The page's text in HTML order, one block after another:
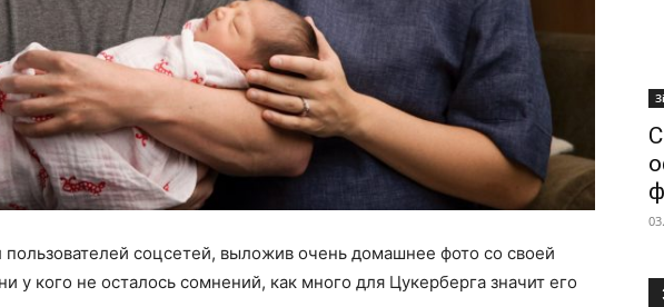
соцсетей, выложив очень домашнее фото со своей
у кого не осталось сомнений, как много для Цукерберга значит его